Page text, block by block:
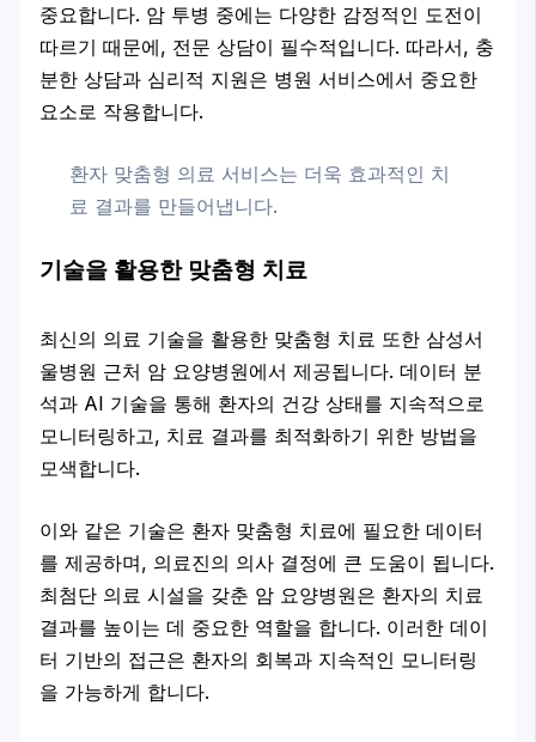
중요합니다. 암 투병 중에는 다양한 감정적인 도전이
따르기 때문에, 전문 상담이 필수적입니다. 따라서, 충
분한 상담과 심리적 지원은 병원 서비스에서 중요한
요소로 작용합니다.
환자 맞춤형 의료 서비스는 더욱 효과적인 치
료 결과를 만들어냅니다.
기술을 활용한 맞춤형 치료
최신의 의료 기술을 활용한 맞춤형 치료 또한 삼성서
울병원 근처 암 요양병원에서 제공됩니다. 데이터 분
석과 AI 기술을 통해 환자의 건강 상태를 지속적으로
모니터링하고, 치료 결과를 최적화하기 위한 방법을
모색합니다.
이와 같은 기술은 환자 맞춤형 치료에 필요한 데이터
를 제공하며, 의료진의 의사 결정에 큰 도움이 됩니다.
최첨단 의료 시설을 갖춘 암 요양병원은 환자의 치료
결과를 높이는 데 중요한 역할을 합니다. 이러한 데이
터 기반의 접근은 환자의 회복과 지속적인 모니터링
을 가능하게 합니다.